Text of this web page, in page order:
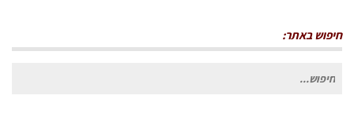
חיפוש באתר:
חיפוש